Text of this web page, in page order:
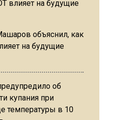
объяснил, как
на будущие